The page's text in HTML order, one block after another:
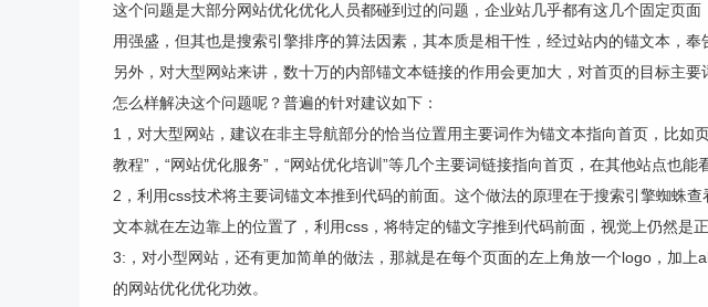
这个问题是大部分网站优化优化人员都碰到过的问题，企业站几乎都有这几个固定页
用强盛，但其也是搜索引擎排序的算法因素，其本质是相干性，经过站内的锚文本，奉
另外，对大型网站来讲，数十万的内部锚文本链接的作用会更加大，对首页的目标主要
怎么样解决这个问题呢？普遍的针对建议如下：
1，对大型网站，建议在非主导航部分的恰当位置用主要词作为锚文本指向首页，比
教程”，“网站优化服务”，“网站优化培训”等几个主要词链接指向首页，在其他站点也能
2，利用css技术将主要词锚文本推到代码的前面。这个做法的原理在于搜索引擎蜘蛛
文本就在左边靠上的位置了，利用css，将特定的锚文字推到代码前面，视觉上仍然是
3:，对小型网站，还有更加简单的做法，那就是在每个页面的左上角放一个logo，加
的网站优化优化功效。